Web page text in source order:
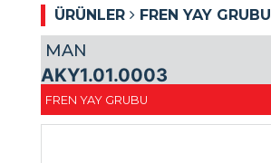
ÜRÜNLER FREN YAY GRUBU
MAN
AKY1.01.0003
FREN YAY GRUBU